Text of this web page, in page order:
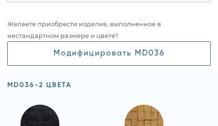
Желаете приобрести изделие, выполненное в
нестандартном размере и цвете?
Модифицировать MD036
MD036-2 ЦВЕТА